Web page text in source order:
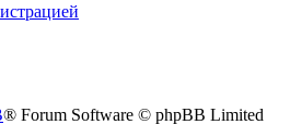
® Forum Software © phpBB Limited